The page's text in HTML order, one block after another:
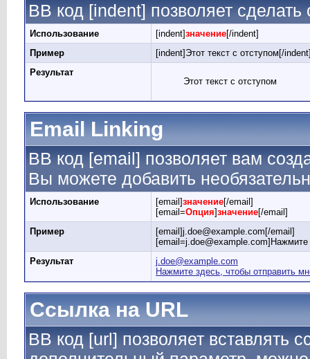
BB код [indent] позволяет сделать
Использование [indent]значение[/indent]
Пример
[indent]Этот текст с отступом[/
Результат
Этот текст с отступом
Email Linking
BB код [email] позволяет вам
Вы можете добавить
Использование [email]значение[/email]
[email=Опция]значение[/email]
Пример
[email]j.doe@example.com[/email]
Результат
j.doe@example.com
Нажмите здесь, чтобы отправить
Ссылка на URL
BB код [url] позволяет